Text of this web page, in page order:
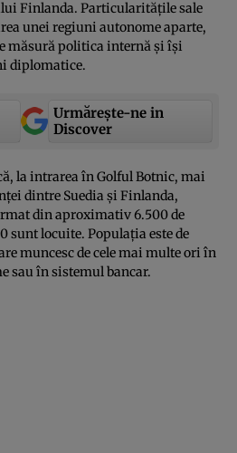
Finlanda. Particularităţile sale
unei regiuni autonome aparte,
măsură politica internă şi îşi
diplomatice.
Urmărește-ne in
Discover
la intrarea în Golful Botnic, mai
dintre Suedia şi Finlanda,
din aproximativ 6.500 de
sunt locuite. Populaţia este de
muncesc de cele mai multe ori în
sau în sistemul bancar.